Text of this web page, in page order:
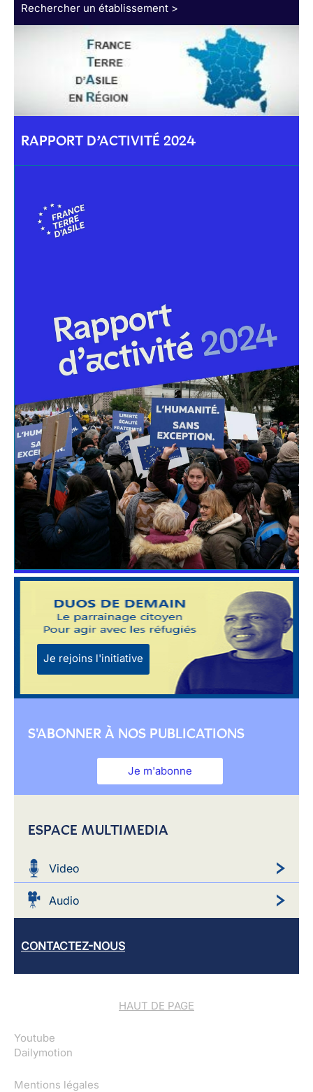
Rechercher un établissement >
RAPPORT D’ACTIVITÉ 2024
Je rejoins l'initiative
S'ABONNER À NOS PUBLICATIONS
Je m'abonne
ESPACE MULTIMEDIA
Video
Audio
CONTACTEZ-NOUS
HAUT DE PAGE
Youtube
Dailymotion
Mentions légales